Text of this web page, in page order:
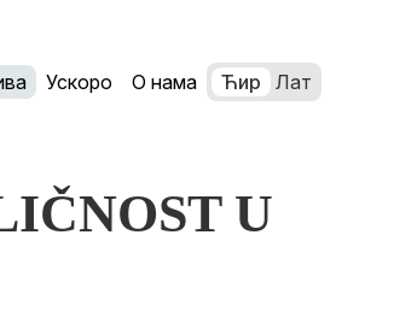
Ускоро О нама Ћир Лат
U